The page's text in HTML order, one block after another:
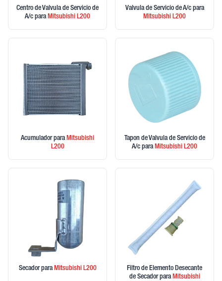
Centro de Valvula de Servicio de
A/c paraMitsubishi L200
Valvula de Servicio de A/c para
Mitsubishi L200
Acumulador paraMitsubishi
L200
Tapon de Valvula de Servicio de
A/c paraMitsubishi L200
Secador paraMitsubishiL200
Filtro de Elemento Desecante
de Secador paraMitsubishi